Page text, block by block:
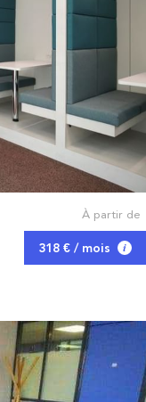
À partir de
318 € / mois